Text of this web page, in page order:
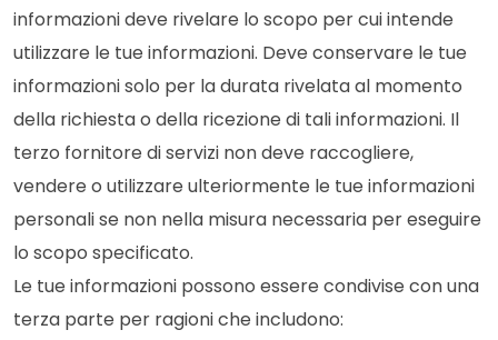
informazioni deve rivelare lo scopo per cui intende
utilizzare le tue informazioni. Deve conservare le tue
informazioni solo per la durata rivelata al momento
della richiesta o della ricezione di tali informazioni. Il
terzo fornitore di servizi non deve raccogliere,
vendere o utilizzare ulteriormente le tue informazioni
personali se non nella misura necessaria per eseguire
lo scopo specificato.
Le tue informazioni possono essere condivise con una
terza parte per ragioni che includono: